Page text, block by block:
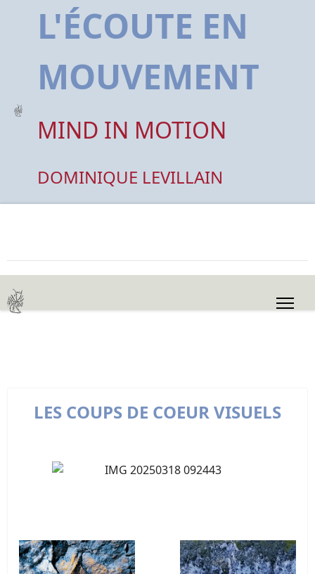
L'ÉCOUTE EN
MOUVEMENT
MIND IN MOTION
DOMINIQUE LEVILLAIN
LES COUPS DE COEUR VISUELS